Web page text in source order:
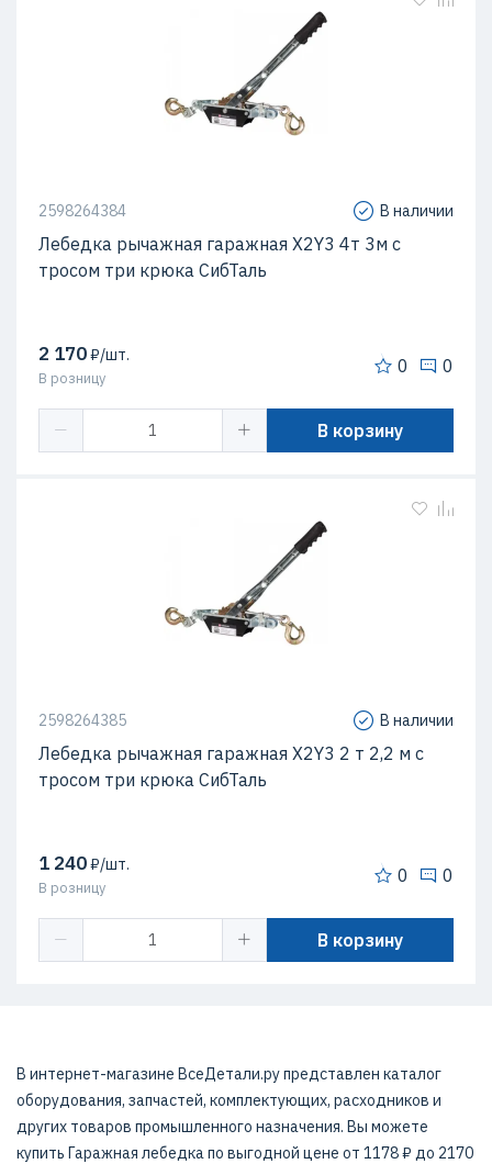
2598264384 В наличии
Лебедка рычажная гаражная X2Y3 4т 3м с
тросом три крюка СибТаль
2 170₽/шт.
В розницу
0 0
В корзину
2598264385 В наличии
Лебедка рычажная гаражная X2Y3 2 т 2,2 м с
тросом три крюка СибТаль
1 240₽/шт.
В розницу
0 0
В корзину
В интернет-магазине ВсеДетали.ру представлен каталог
оборудования, запчастей, комплектующих, расходников и
других товаров промышленного назначения. Вы можете
купить Гаражная лебедка по выгодной цене от 1178 ₽ до 2170